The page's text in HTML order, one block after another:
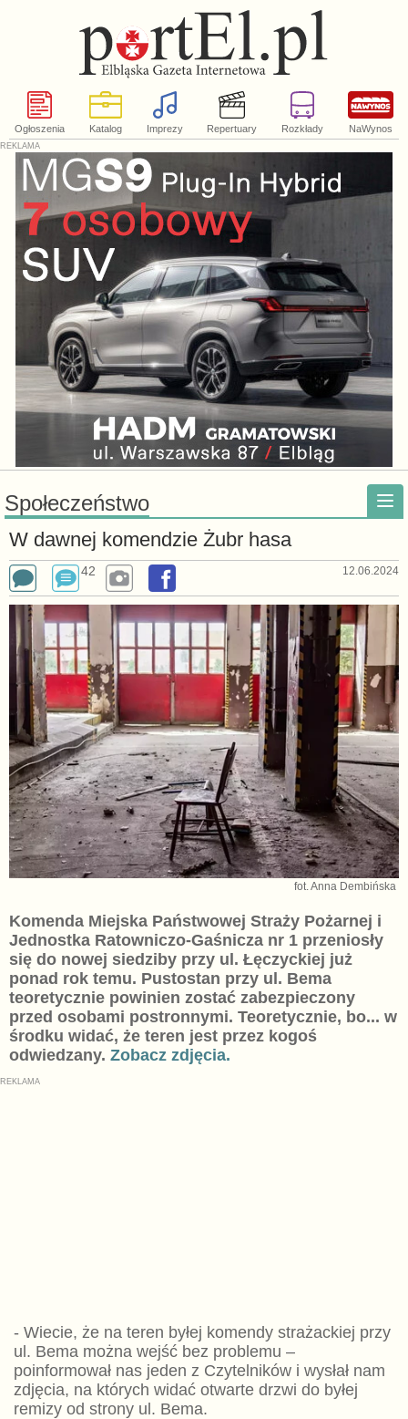
Ogłoszenia Katalog Imprezy Repertuary Rozkłady NaWynos
Społeczeństwo
W dawnej komendzie Żubr hasa
42 12.06.2024
fot. Anna Dembińska
Komenda Miejska Państwowej Straży Pożarnej i
Jednostka Ratowniczo-Gaśnicza nr 1 przeniosły
się do nowej siedziby przy ul. Łęczyckiej już
ponad rok temu. Pustostan przy ul. Bema
teoretycznie powinien zostać zabezpieczony
przed osobami postronnymi. Teoretycznie, bo... w
środku widać, że teren jest przez kogoś
odwiedzany. Zobacz zdjęcia.
- Wiecie, że na teren byłej komendy strażackiej przy
ul. Bema można wejść bez problemu –
poinformował nas jeden z Czytelników i wysłał nam
zdjęcia, na których widać otwarte drzwi do byłej
remizy od strony ul. Bema.